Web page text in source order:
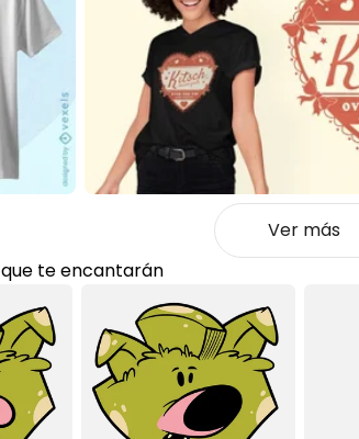
Ver más
que te encantarán